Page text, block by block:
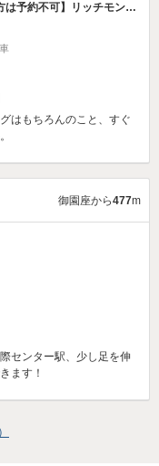
予約不可】
リッチモンドホテル名古屋納屋橋駐車場
はもちろんのこと、すぐ
御園座から477m
センター駅、少し足を伸
ます！